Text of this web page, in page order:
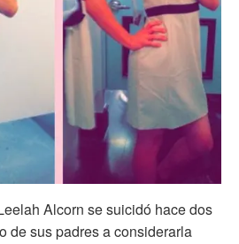
Alcorn se suicidó hace dos
de sus padres a considerarla